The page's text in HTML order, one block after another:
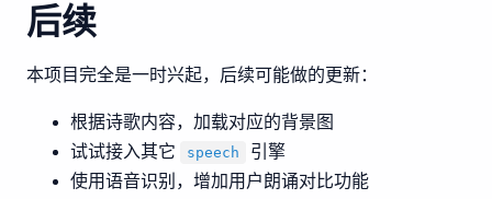
后续
本项目完全是一时兴起，后续可能做的更新：
根据诗歌内容，加载对应的背景图
试试接入其它
speech
引擎
使用语音识别，增加用户朗诵对比功能